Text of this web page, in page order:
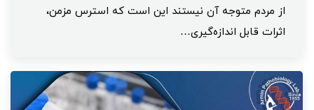
از مردم متوجه آن نیستند این است که استرس مزمن،
اثرات قابل اندازه‌گیری…